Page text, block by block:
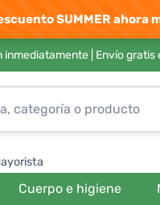
SUMMER ahora
| Envío gratis
Cuerpo e higiene